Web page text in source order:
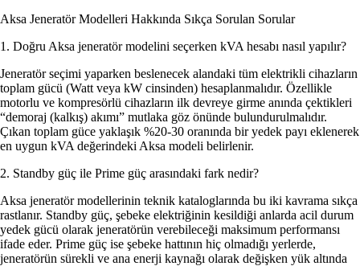
Aksa Jeneratör Modelleri Hakkında Sıkça Sorulan Sorular
1. Doğru Aksa jeneratör modelini seçerken kVA hesabı nasıl yapılır?
Jeneratör seçimi yaparken beslenecek alandaki tüm elektrikli cihazların
toplam gücü (Watt veya kW cinsinden) hesaplanmalıdır. Özellikle
motorlu ve kompresörlü cihazların ilk devreye girme anında çektikleri
“demoraj (kalkış) akımı” mutlaka göz önünde bulundurulmalıdır.
Çıkan toplam güce yaklaşık %20-30 oranında bir yedek payı eklenerek
en uygun kVA değerindeki Aksa modeli belirlenir.
2. Standby güç ile Prime güç arasındaki fark nedir?
Aksa jeneratör modellerinin teknik kataloglarında bu iki kavrama sıkça
rastlanır. Standby güç, şebeke elektriğinin kesildiği anlarda acil durum
yedek gücü olarak jeneratörün verebileceği maksimum performansı
ifade eder. Prime güç ise şebeke hattının hiç olmadığı yerlerde,
jeneratörün sürekli ve ana enerji kaynağı olarak değişken yük altında